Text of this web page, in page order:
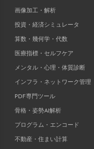
画像加工・解析
投資・経済シミュレータ
算数・幾何学・代数
医療指標・セルフケア
メンタル・心理・体質診断
インフラ・ネットワーク管理
PDF専門ツール
骨格・姿勢AI解析
プログラム・エンコード
不動産・住まい計算